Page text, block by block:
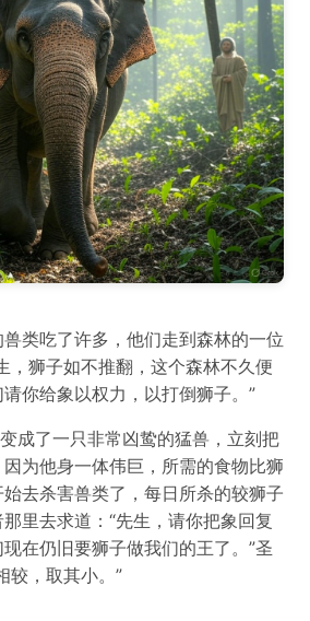
类吃了许多，他们走到森林的一位
，狮子如不推翻，这个森林不久便
你给象以权力，以打倒狮子。”
成了一只非常凶鸷的猛兽，立刻把
为他身一体伟巨，所需的食物比狮
去杀害兽类了，每日所杀的较狮子
里去求道：“先生，请你把象回复
在仍旧要狮子做我们的王了。”圣
较，取其小。”